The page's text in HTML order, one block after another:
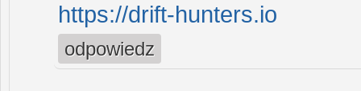
https://drift-hunters.io
odpowiedz